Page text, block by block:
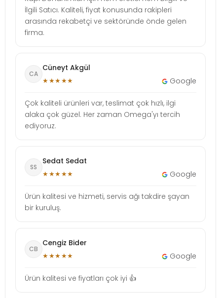
İlgili Satıcı. Kaliteli, fiyat konusunda rakipleri
arasında rekabetçi ve sektöründe önde gelen
firma.
CA
Cüneyt Akgül
★★★★★ Google
Çok kaliteli ürünleri var, teslimat çok hızlı, ilgi
alaka çok güzel. Her zaman Omega'yı tercih
ediyoruz.
SS
Sedat Sedat
★★★★★ Google
Ürün kalitesi ve hizmeti, servis ağı takdire şayan
bir kuruluş.
CB
Cengiz Bider
★★★★★ Google
Ürün kalitesi ve fiyatları çok iyi 👍